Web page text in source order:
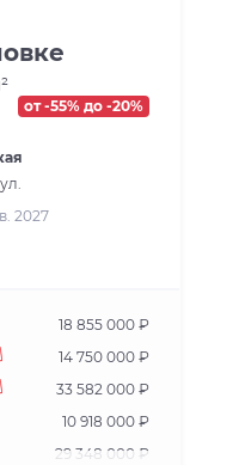
от -55% до -20%
2027
18 855 000 ₽
14 750 000 ₽
33 582 000 ₽
10 918 000 ₽
29 348 000 ₽